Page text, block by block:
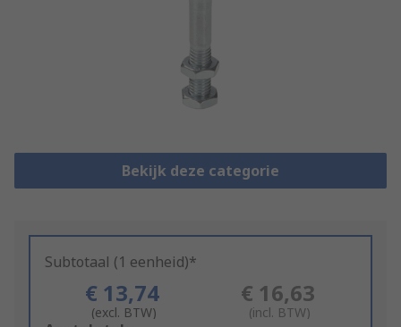
Bekijk deze categorie
Subtotaal (1 eenheid)*
€ 13,74
(excl. BTW)
€ 16,63
(incl. BTW)